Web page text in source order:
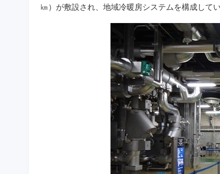
㎞）が敷設され、地域冷暖房システムを構成して